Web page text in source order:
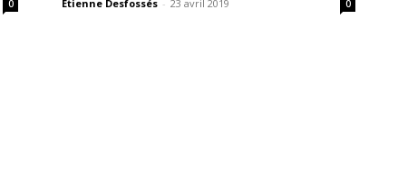
0 Étienne Desfossés - 23 avril 2019 0